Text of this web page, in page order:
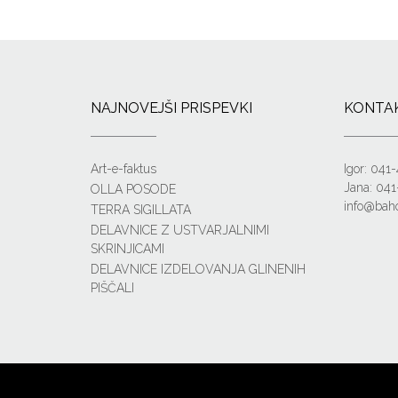
NAJNOVEJŠI PRISPEVKI
Art-e-faktus
OLLA POSODE
TERRA SIGILLATA
DELAVNICE Z USTVARJALNIMI
SKRINJICAMI
DELAVNICE IZDELOVANJA GLINENIH
PIŠČALI
Igor:
Jana: